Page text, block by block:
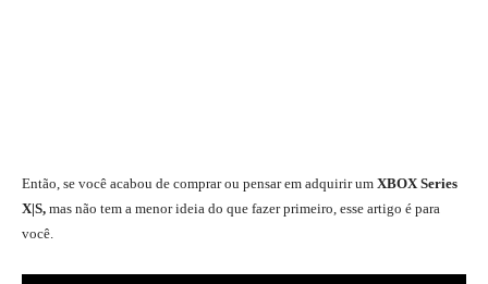
Então, se você acabou de comprar ou pensar em adquirir um XBOX Series
X|S, mas não tem a menor ideia do que fazer primeiro, esse artigo é para
você.